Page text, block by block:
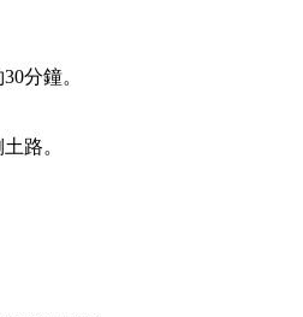
分鐘。
路。